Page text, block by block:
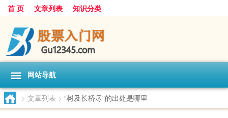
首 页 文章列表 知识分类
网站导航
> 文章列表 > “树及长桥尽”的出处是哪里